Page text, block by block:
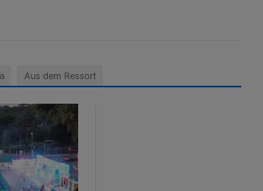
Aus dem Ressort